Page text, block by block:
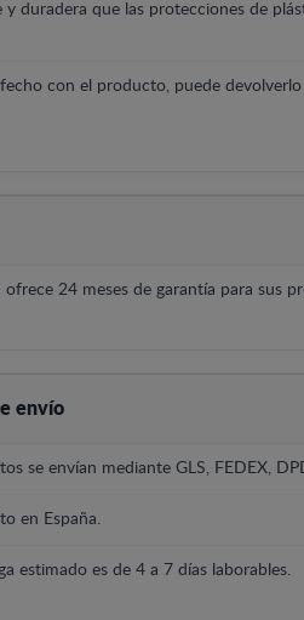
y duradera que las protecciones de
con el producto, puede
ofrece 24 meses de garantía para sus
envío
se envían mediante GLS, FEDEX,
en España.
estimado es de 4 a 7 días laborables.